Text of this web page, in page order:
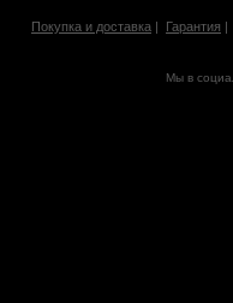
Покупка и доставка | Гарантия
Мы в